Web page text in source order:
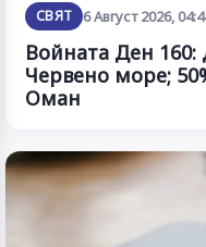
СВЯТ 6 Август 2026,
Войната Ден
Червено море;
Оман